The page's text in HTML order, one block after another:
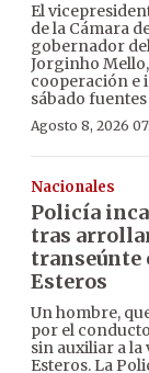
El
de la Cámara
gobernador
Jorginho
cooperación e
sábado
Agosto 8, 2026
Nacionales
Policía
tras
transeúnte
Esteros
Un hombre,
por el
sin auxiliar a
Esteros. La